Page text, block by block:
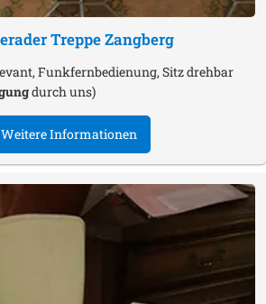
TreppeZangberg
Funkfernbedienung, Sitz drehbar
durch uns)
Weitere Informationen